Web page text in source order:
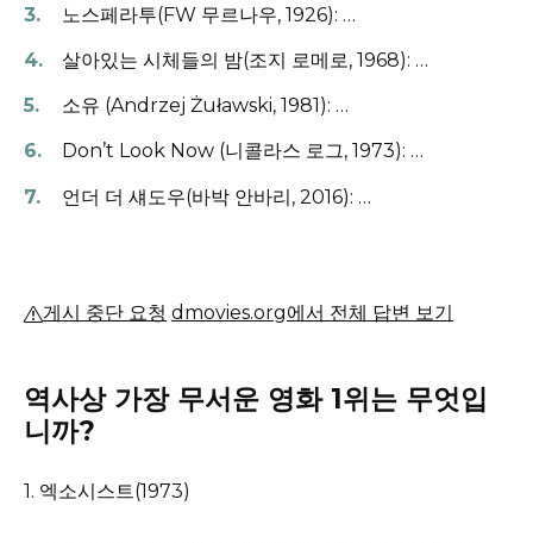
노스페라투(FW 무르나우, 1926): …
살아있는 시체들의 밤(조지 로메로, 1968): …
소유 (Andrzej Żuławski, 1981): …
Don’t Look Now (니콜라스 로그, 1973): …
언더 더 섀도우(바박 안바리, 2016): …
게시 중단 요청 dmovies.org에서 전체 답변 보기
역사상 가장 무서운 영화 1위는 무엇입
니까?
1. 엑소시스트(1973)